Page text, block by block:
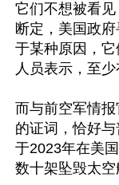
它们不想被看
断定，美国政
于某种原因，
人员表示，至
而与前空军情报
的证词，恰好
于2023年在美
数十架坠毁太空